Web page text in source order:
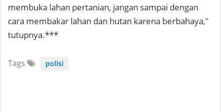
membuka lahan pertanian, jangan sampai dengan
cara membakar lahan dan hutan karena berbahaya,"
tutupnya.***
Tags polisi